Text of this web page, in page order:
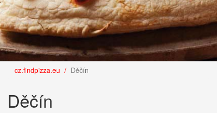
cz.findpizza.eu Děčín
Děčín